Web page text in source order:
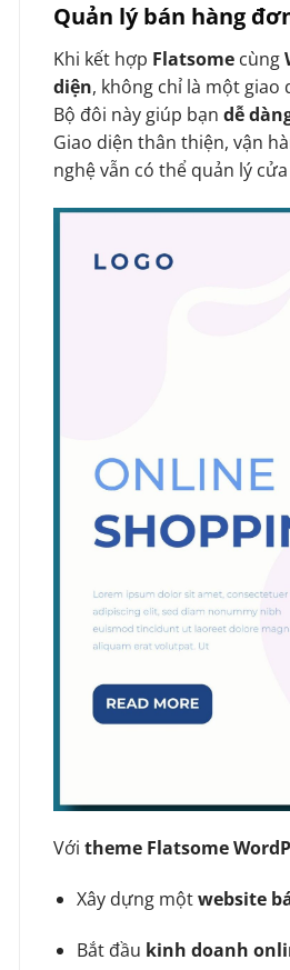
Quản lý bán hàng
Khi kết hợp Flatsome cùng
diện, không chỉ là một giao
Bộ đôi này giúp bạn dễ
Giao diện thân thiện, vận
nghệ vẫn có thể quản lý
Với theme Flatsome
Xây dựng mộtwebsite
Bắt đầu kinh doanh